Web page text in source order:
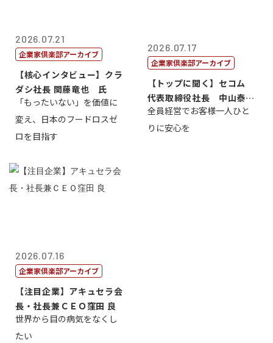
2026.07.21
企業家倶楽部アーカイブ
【核心インタビュー】クラ
ダシ社長 関藤竜也 氏
「もったいない」を価値に
変え、日本のフードロスゼ
ロを目指す
2026.07.17
企業家倶楽部アーカイブ
【トップに聞く】セコム
代表取締役社長 中山泰
男
全員経営でお客様一人ひと
りに安心を
2026.07.16
企業家倶楽部アーカイブ
【注目企業】アキュセラ会
長・社長兼ＣＥＯ窪田 良
世界から目の病気をなくし
たい